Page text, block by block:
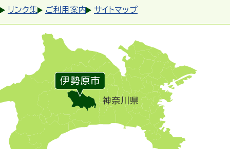
リンク集 ご利用案内 サイトマップ